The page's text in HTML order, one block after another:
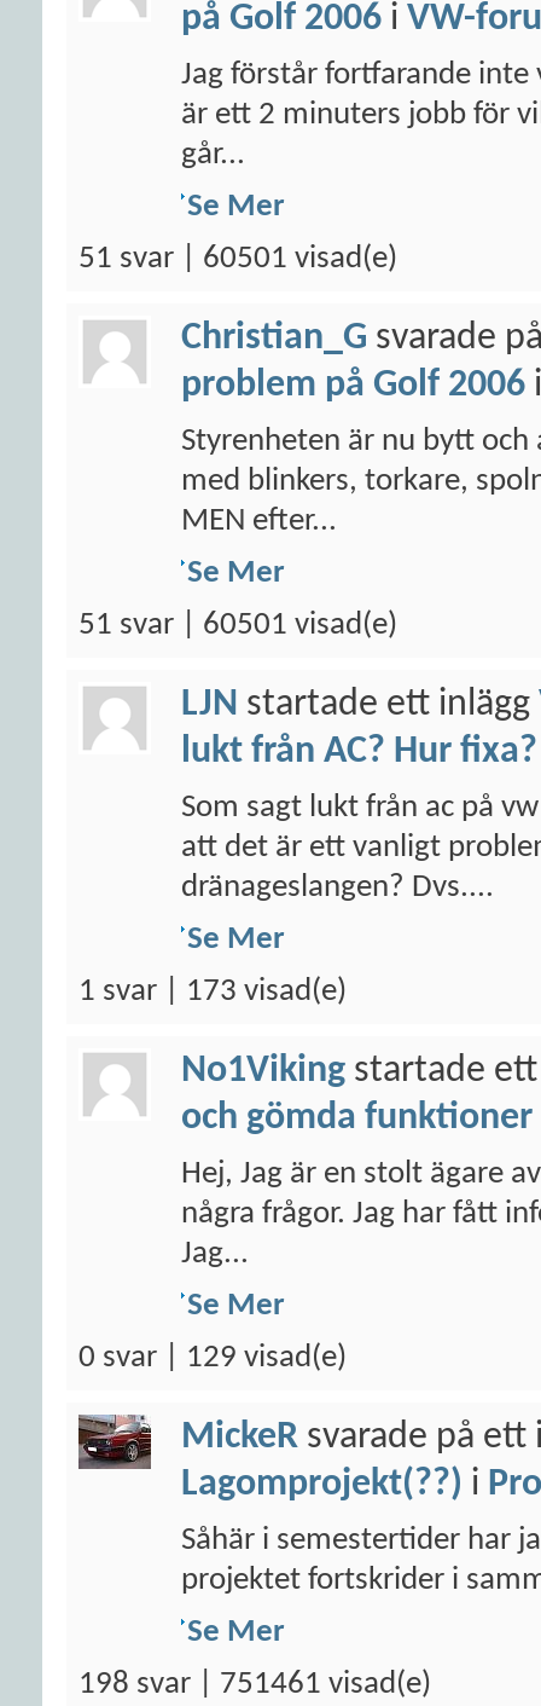
på Golf 2006 i VW-
Jag förstår fortfarande
är ett 2 minuters jobb för
går...
Se Mer
51 svar | 60501 visad(e)
Christian_G svarade
problem på Golf 2006
Styrenheten är nu bytt
med blinkers, torkare,
MEN efter...
Se Mer
51 svar | 60501 visad(e)
LJN startade ett inlägg
lukt från AC? Hur fixa?
Som sagt lukt från ac på
att det är ett vanligt
dränageslangen? Dvs....
Se Mer
1 svar | 173 visad(e)
No1Viking startade
och gömda funktioner
Hej, Jag är en stolt ägare
några frågor. Jag har fått
Jag...
Se Mer
0 svar | 129 visad(e)
MickeR svarade på ett
Lagomprojekt(??) i
Såhär i semestertider har
projektet fortskrider i
Se Mer
198 svar | 751461 visad(e)